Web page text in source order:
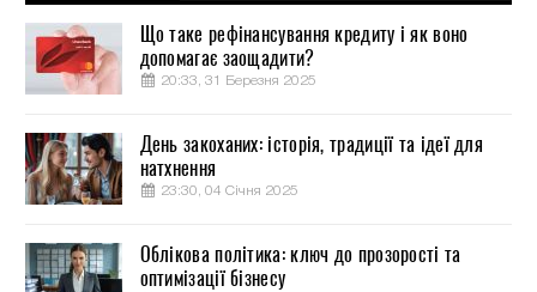
Що таке рефінансування кредиту і як воно
допомагає заощадити?
20:33, 31 Березня 2025
День закоханих: історія, традиції та ідеї для
натхнення
23:30, 04 Січня 2025
Облікова політика: ключ до прозорості та
оптимізації бізнесу